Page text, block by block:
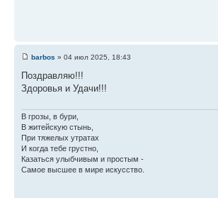
barbos » 04 июл 2025, 18:43
Поздравляю!!!
Здоровья и Удачи!!!
В грозы, в бури,
В житейскую стынь,
При тяжелых утратах
И когда тебе грустно,
Казаться улыбчивым и простым -
Самое высшее в мире искусство.